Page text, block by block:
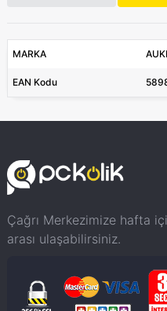
MARKA
EAN Kodu
Çağrı Merkezimize hafta
arası ulaşabilirsiniz.